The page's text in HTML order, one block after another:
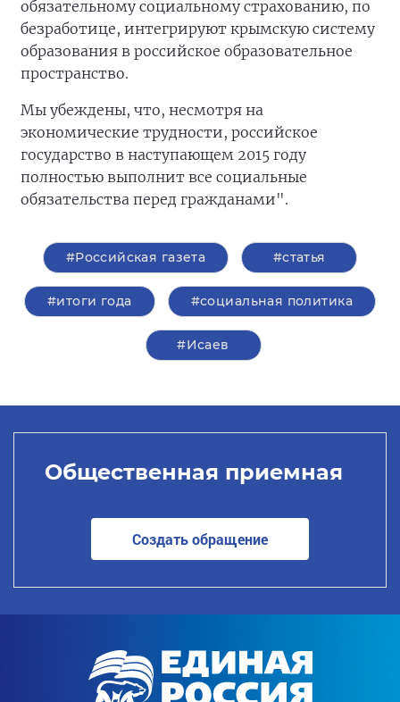
обязательному социальному страхованию, по
безработице, интегрируют крымскую систему
образования в российское образовательное
пространство.
Мы убеждены, что, несмотря на
экономические трудности, российское
государство в наступающем 2015 году
полностью выполнит все социальные
обязательства перед гражданами".
#Российская газета #статья
#итоги года #социальная политика
#Исаев
Общественная приемная
Создать обращение